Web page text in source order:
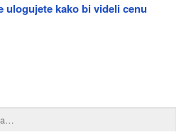
ulogujete kako bi videli cenu